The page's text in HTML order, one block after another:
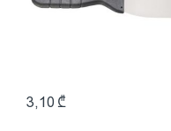
3,10 ₾